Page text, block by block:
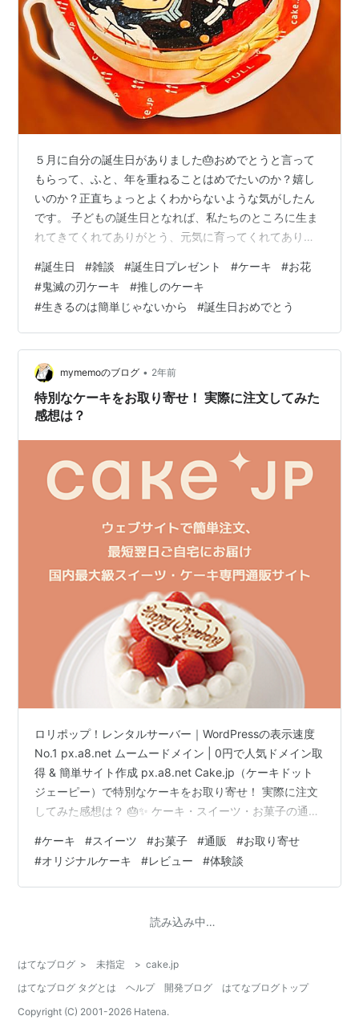
５月に自分の誕生日がありました🎂おめでとうと言って
もらって、ふと、年を重ねることはめでたいのか？嬉し
いのか？正直ちょっとよくわからないような気がしたん
です。 子どもの誕生日となれば、私たちのところに生ま
れてきてくれてありがとう、元気に育ってくれてありが
ていうよりも感謝のありがとうな感じがする。そして子
どもの喜ぶ顔が見たくてケーキやプレゼントでお祝いを
しているところもある。 この世界に生まれてきておめで
とうという意味なのかな？でもそれはなんていうか、簡
単にそう言うのをためらってしまうような過酷な環境に
いる人だっている。命は尊いとかそういうのはもち…
#誕生日 #雑談 #誕生日プレゼント #ケーキ #お花
#鬼滅の刃ケーキ #推しのケーキ
#生きるのは簡単じゃないから #誕生日おめでとう
mymemoのブログ • 2年前
特別なケーキをお取り寄せ！ 実際に注文してみた
感想は？
ロリポップ！レンタルサーバー｜WordPressの表示速度
No.1 px.a8.net ムームードメイン | 0円で人気ドメイン取
得 & 簡単サイト作成 px.a8.net Cake.jp（ケーキドット
ジェーピー）で特別なケーキをお取り寄せ！ 実際に注文
してみた感想は？ 🎂✨ ケーキ・スイーツ・お菓子の通
「特別なケーキを用意したい！」とちょっと思ったので
すがありませんか？便利なのがケーキ専門通販サイト
【Cake.jp】です！ 実際にCake.jpでケーキを注文してみ
#ケーキ #スイーツ #お菓子 #通販 #お取り寄せ
#オリジナルケーキ #レビュー #体験談
読み込み中…
はてなブログ > 未指定 > cake.jp
はてなブログ タグとは
ヘルプ 開発ブログ
はてなブログトップ
Copyright (C) 2001-2026 Hatena.